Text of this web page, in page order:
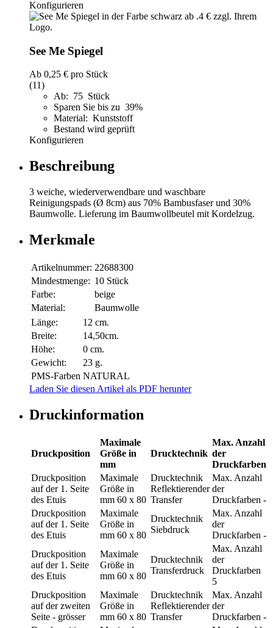
Konfigurieren
See Me Spiegel
Ab 0,25 € pro Stück
(11)
Ab: 75 Stück
Sparen Sie bis zu 39%
Material: Kunststoff
Bestand wird geprüft
Konfigurieren
Beschreibung
3 weiche, wiederverwendbare und waschbare
Reinigungspads (Ø 8cm) aus 70% Bambusfaser und 30%
Baumwolle. Lieferung im Baumwollbeutel mit Kordelzug.
Merkmale
Artikelnummer: 22688300
Mindestmenge: 10 Stück
Farbe:
beige
Material:
Baumwolle
Länge:
12 cm.
Breite:
14,50cm.
Höhe:
0 cm.
Gewicht:
23 g.
PMS-Farben NATURAL
Laden Sie diesen Artikel als PDF herunter
Druckinformation
Druckposition
Maximale
Größe in
mm
Drucktechnik
Max. Anzahl
der
Druckfarben
Druckposition
auf der 1. Seite
des Etuis
Maximale
Größe in
mm 60 x 80
Drucktechnik
Reflektierender
Transfer
Max. Anzahl
der
Druckfarben -
Druckposition
auf der 1. Seite
des Etuis
Maximale
Größe in
mm 60 x 80
Drucktechnik
Siebdruck
Max. Anzahl
der
Druckfarben -
Druckposition
auf der 1. Seite
des Etuis
Maximale
Größe in
mm 60 x 80
Drucktechnik
Transferdruck
Max. Anzahl
der
Druckfarben
5
Druckposition
auf der zweiten
Seite - grösser
Maximale
Größe in
mm 60 x 80
Drucktechnik
Reflektierender
Transfer
Max. Anzahl
der
Druckfarben -